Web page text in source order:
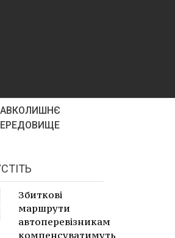
Збиткові
маршрути
автоперевізникам
компенсуватимуть